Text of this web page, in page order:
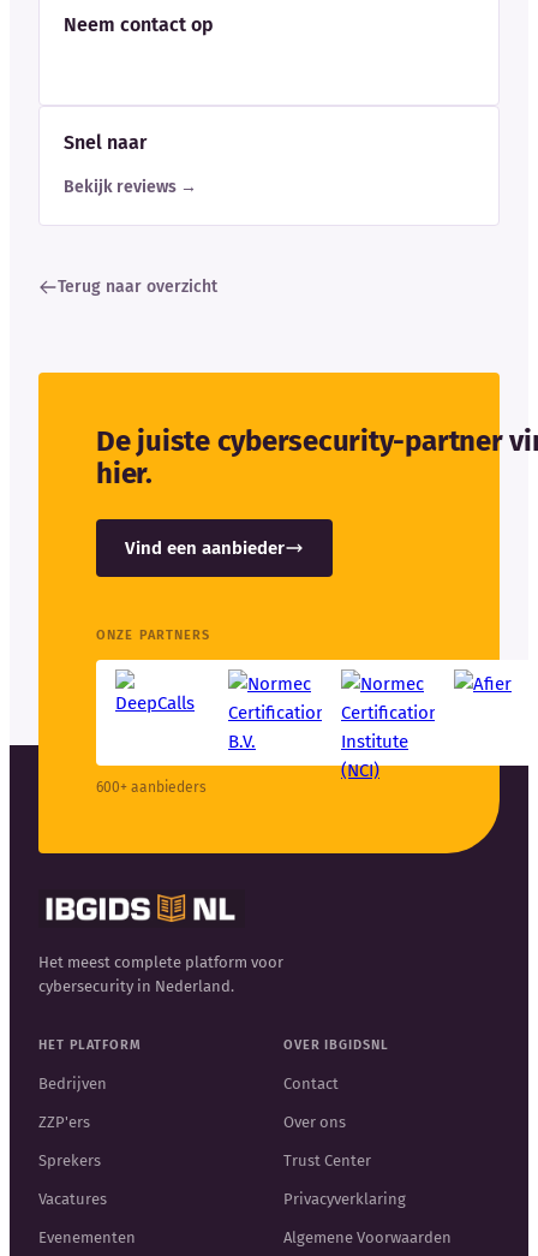
Neem contact op
Snel naar
Bekijk reviews →
Terug naar overzicht
De juiste cybersecurity-partner
hier.
Vind een aanbieder
ONZE PARTNERS
600+ aanbieders
Het meest complete platform voor
cybersecurity in Nederland.
HET PLATFORM
Bedrijven
ZZP'ers
Sprekers
Vacatures
Evenementen
OVER IBGIDSNL
Contact
Over ons
Trust Center
Privacyverklaring
Algemene Voorwaarden